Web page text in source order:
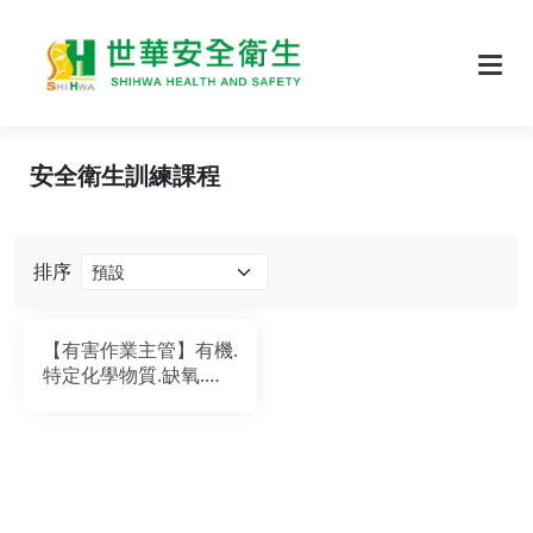
排序
【有害作業主管】有機.
特定化學物質.缺氧.粉
安全衛生訓練課程